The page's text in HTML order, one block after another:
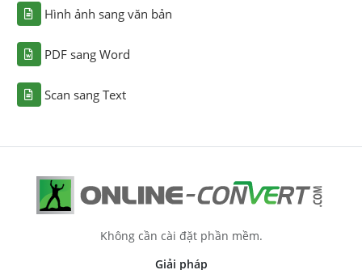
Hình ảnh sang văn bản
PDF sang Word
Scan sang Text
Không cần cài đặt phần mềm.
Giải pháp